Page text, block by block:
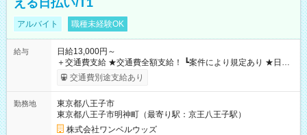
える日払い/T1
アルバイト 職種未経験OK
給与
日給13,000円～
＋交通費支給 ★交通費全額支給！ ┗案件により規定あり ★日払
いOK！（規定あり） ┗働いたその日に現金GET♪ お仕事後はコ
ンビニATMから 日払い分を引き落とせます！ 【試用期間】試
交通費別途支給あり
勤務地
東京都八王子市
東京都八王子市明神町（最寄り駅：京王八王子駅）
株式会社ワンベルウッズ